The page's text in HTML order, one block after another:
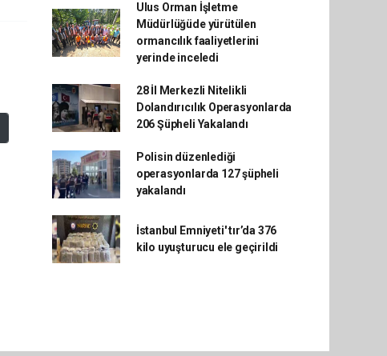
Ulus Orman İşletme
Müdürlüğüde yürütülen
ormancılık faaliyetlerini
yerinde inceledi
28 İl Merkezli Nitelikli
Dolandırıcılık Operasyonlarda
206 Şüpheli Yakalandı
Polisin düzenlediği
operasyonlarda 127 şüpheli
yakalandı
İstanbul Emniyeti' tır’da 376
kilo uyuşturucu ele geçirildi